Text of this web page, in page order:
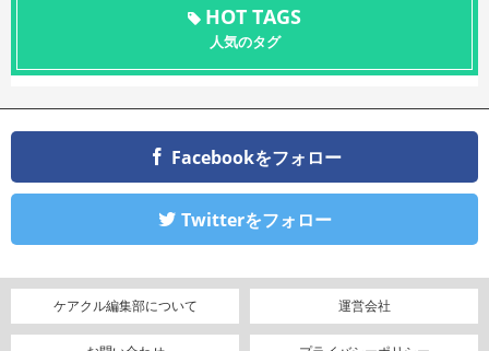
HOT TAGS
人気のタグ
Facebookをフォロー
Twitterをフォロー
ケアクル編集部について 運営会社